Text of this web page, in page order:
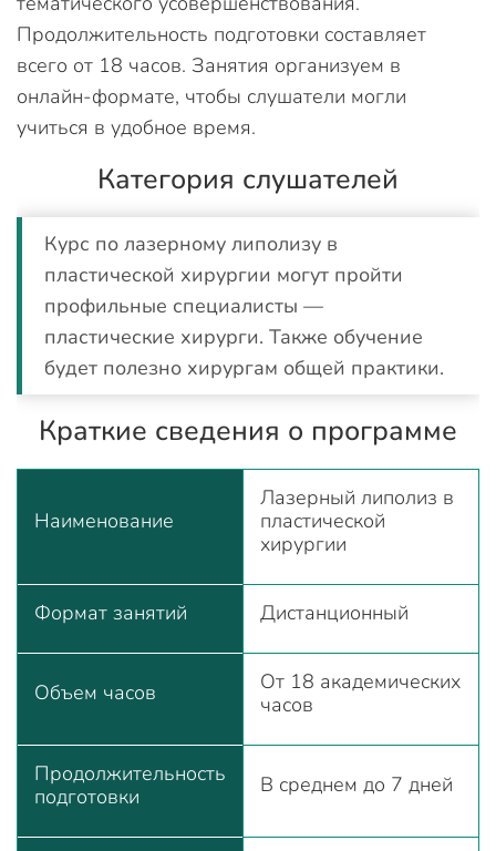
Продолжительность подготовки составляет
всего от 18 часов. Занятия организуем в
онлайн-формате, чтобы слушатели могли
учиться в удобное время.
Категория слушателей
Курс по лазерному липолизу в
пластической хирургии могут пройти
профильные специалисты —
пластические хирурги. Также обучение
будет полезно хирургам общей практики.
Краткие сведения о программе
Наименование
Лазерный липолиз в
пластической
хирургии
Формат занятий Дистанционный
Объем часов
От 18 академических
часов
Продолжительность
подготовки
В среднем до 7 дней